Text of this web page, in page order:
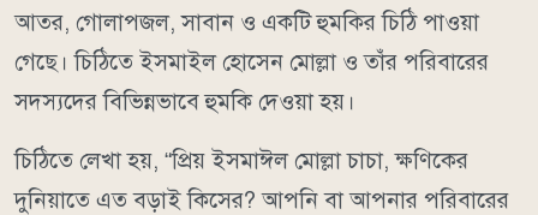
আতর, গোলাপজল, সাবান ও একটি হুমকির চিঠি পাওয়া
গেছে। চিঠিতে ইসমাইল হোসেন মোল্লা ও তাঁর পরিবারের
সদস্যদের বিভিন্নভাবে হুমকি দেওয়া হয়।
চিঠিতে লেখা হয়, “প্রিয় ইসমাঈল মোল্লা চাচা, ক্ষণিকের
দুনিয়াতে এত বড়াই কিসের? আপনি বা আপনার পরিবারের